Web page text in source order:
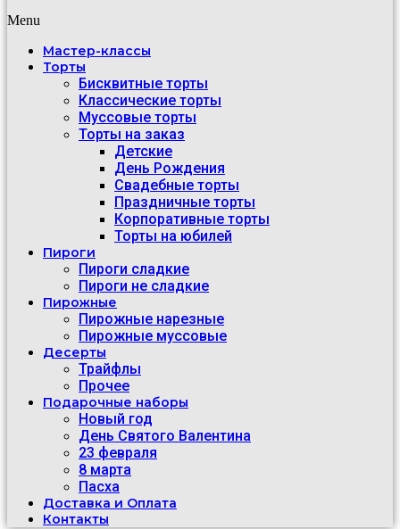
Menu
Мастер-классы
Торты
Бисквитные торты
Классические торты
Муссовые торты
Торты на заказ
Детские
День Рождения
Свадебные торты
Праздничные торты
Корпоративные торты
Торты на юбилей
Пироги
Пироги сладкие
Пироги не сладкие
Пирожные
Пирожные нарезные
Пирожные муссовые
Десерты
Трайфлы
Прочее
Подарочные наборы
Новый год
День Святого Валентина
23 февраля
8 марта
Пасха
Доставка и Оплата
Контакты